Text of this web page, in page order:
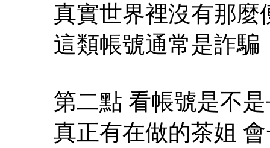
真實世界裡沒有那麼
這類帳號通常是詐騙
第二點 看帳號是不
真正有在做的茶姐